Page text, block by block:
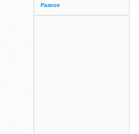
Разное